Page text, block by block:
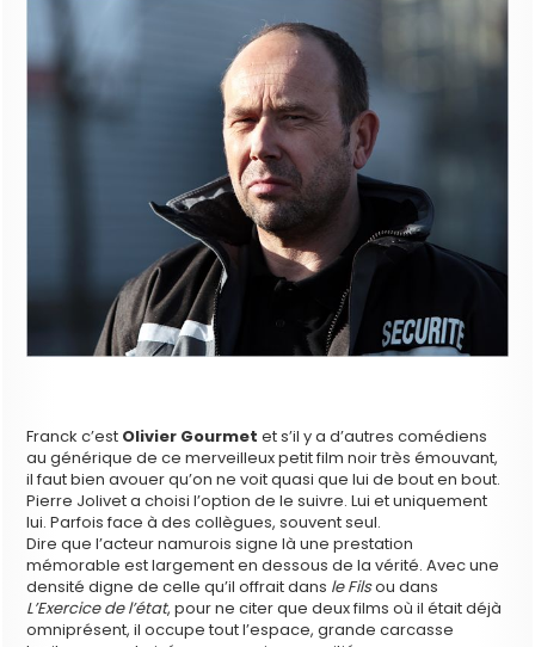
Franck c’est Olivier Gourmet et s’il y a d’autres comédiens
au générique de ce merveilleux petit film noir très émouvant,
il faut bien avouer qu’on ne voit quasi que lui de bout en bout.
Pierre Jolivet a choisi l’option de le suivre. Lui et uniquement
lui. Parfois face à des collègues, souvent seul.
Dire que l’acteur namurois signe là une prestation
mémorable est largement en dessous de la vérité. Avec une
densité digne de celle qu’il offrait dans le Filsou dans
L’Exercice de l’état, pour ne citer que deux films où il était déjà
omniprésent, il occupe tout l’espace, grande carcasse